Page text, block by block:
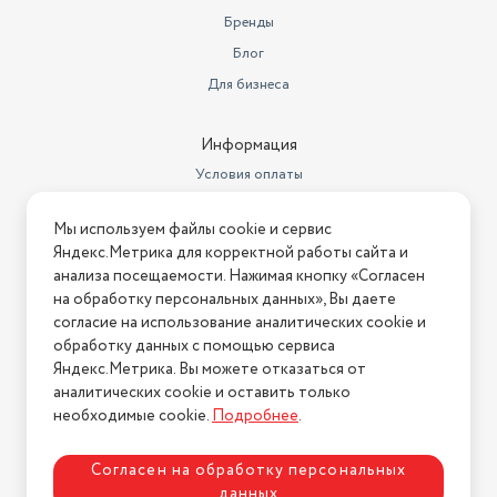
Бренды
Блог
Для бизнеса
Информация
Условия оплаты
Условия возврата
Нашли ошибку на сайте? Напишите нам
2026 © Интернет-магазин "АстМаркет". У нас есть всё!
Политика конфиденциальности
Мы используем файлы cookie и сервис
Яндекс.Метрика для корректной работы сайта и
анализа посещаемости. Нажимая кнопку «Согласен
на обработку персональных данных», Вы даете
согласие на использование аналитических cookie и
обработку данных с помощью сервиса
Яндекс.Метрика. Вы можете отказаться от
аналитических cookie и оставить только
необходимые cookie.Подробнее.
Согласен на обработку персональных